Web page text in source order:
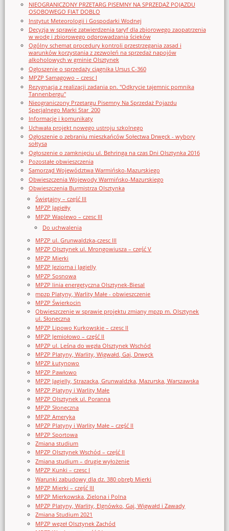
NIEOGRANICZONY PRZETARG PISEMNY NA SPRZEDAŻ POJAZDU
OSOBOWEGO FIAT DOBLO
Instytut Meteorologii i Gospodarki Wodnej
Decyzja w sprawie zatwierdzenia taryf dla zbiorowego zaopatrzenia
w wodę i zbiorowego odprowadzania ścieków
Ogólny schemat procedury kontroli przestrzegania zasad i
warunków korzystania z zezwoleń na sprzedaż napojów
alkoholowych w gminie Olsztynek
Ogłoszenie o sprzedaży ciągnika Ursus C-360
MPZP Samagowo – czesc I
Rezygnacja z realizacji zadania pn. "Odkrycie tajemnic pomnika
Tannenbergu"
Nieograniczony Przetargu Pisemny Na Sprzedaż Pojazdu
Specjalnego Marki Star_200
Informacje i komunikaty
Uchwała projekt nowego ustroju szkolnego
Ogłoszenie o zebraniu mieszkańców Sołectwa Drwęck - wybory
sołtysa
Ogłoszenie o zamknięciu ul. Behringa na czas Dni Olsztynka 2016
Pozostałe obwieszczenia
Samorząd Województwa Warmińsko-Mazurskiego
Obwieszczenia Wojewody Warmińsko-Mazurskiego
Obwieszczenia Burmistrza Olsztynka
Świętajny – część III
MPZP Jagiełły
MPZP Waplewo – czesc III
Do uchwalenia
MPZP ul. Grunwaldzka-czesc III
MPZP Olsztynek ul. Mrongowiusza – część V
MPZP Mierki
MPZP Jeziorna i Jagielly
MPZP Sosnowa
MPZP linia energetyczna Olsztynek-Biesal
mpzp Platyny, Warlity Małe - obwieszczenie
MPZP Świerkocin
Obwieszczenie w sprawie projektu zmiany mpzp m. Olsztynek
ul. Słoneczna
MPZP Lipowo Kurkowskie – czesc II
MPZP Jemiołowo – część II
MPZP ul. Leśna do węzła Olsztynek Wschód
MPZP Platyny, Warlity, Wigwałd, Gaj, Drwęck
MPZP Łutynowo
MPZP Pawłowo
MPZP Jagielly, Strazacka, Grunwaldzka, Mazurska, Warszawska
MPZP Platyny i Warlity Małe
MPZP Olsztynek ul. Poranna
MPZP Słoneczna
MPZP Ameryka
MPZP Platyny i Warlity Małe – część II
MPZP Sportowa
Zmiana studium
MPZP Olsztynek Wschód – część II
Zmiana studium – drugie wyłożenie
MPZP Kunki – czesc I
Warunki zabudowy dla dz. 380 obręb Mierki
MPZP Mierki – część III
MPZP Mierkowska, Zielona i Polna
MPZP Platyny, Warlity, Elgnówko, Gaj, Wigwałd i Zawady
Zmiana Studium 2021
MPZP węzeł Olsztynek Zachód